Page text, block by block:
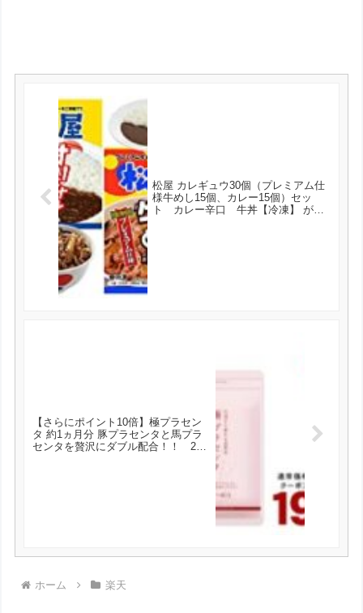
松屋 カレギュウ30個（プレミアム仕
様牛めし15個、カレー15個）セッ
ト カレー辛口 牛丼【冷凍】 が
【さらにポイント10倍】極プラセン
タ 約1ヵ月分 豚プラセンタと馬プラ
センタを贅沢にダブル配合！！ 23
ホーム 楽天